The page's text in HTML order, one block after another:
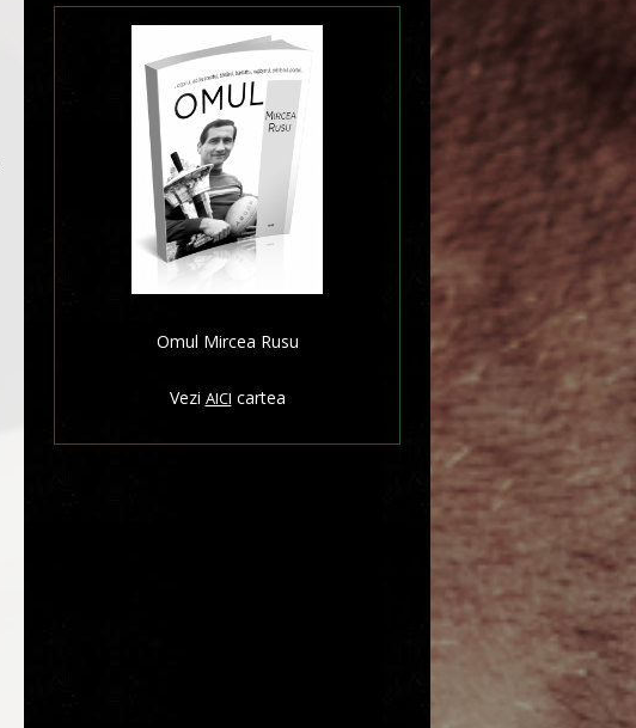
Omul Mircea Rusu
Vezi AICI cartea